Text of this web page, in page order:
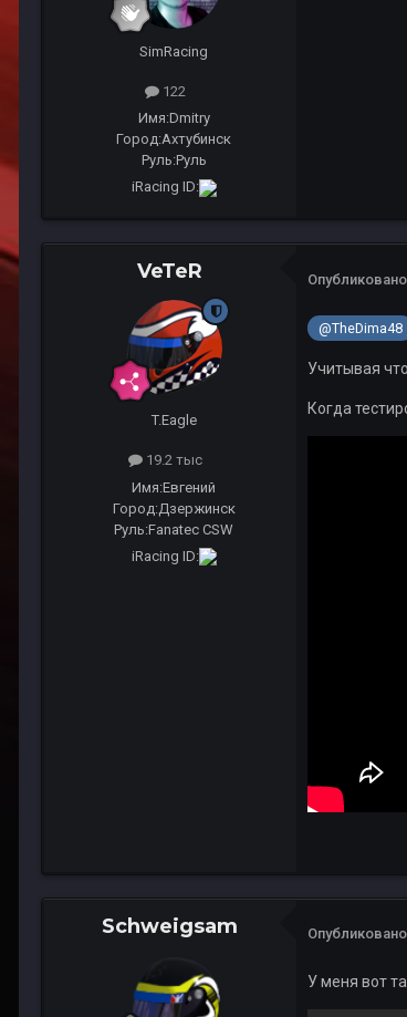
SimRacing
122
Имя:Dmitry
Город:Ахтубинск
Руль:Руль
iRacing ID:
VeTeR
T.Eagle
19.2 тыс
Имя:Евгений
Город: Дзержинск
Руль:Fanatec CSW
iRacing ID:
Опубликовано
@TheDima48
Учитывая
Когда
Schweigsam Опубликовано
У меня вот